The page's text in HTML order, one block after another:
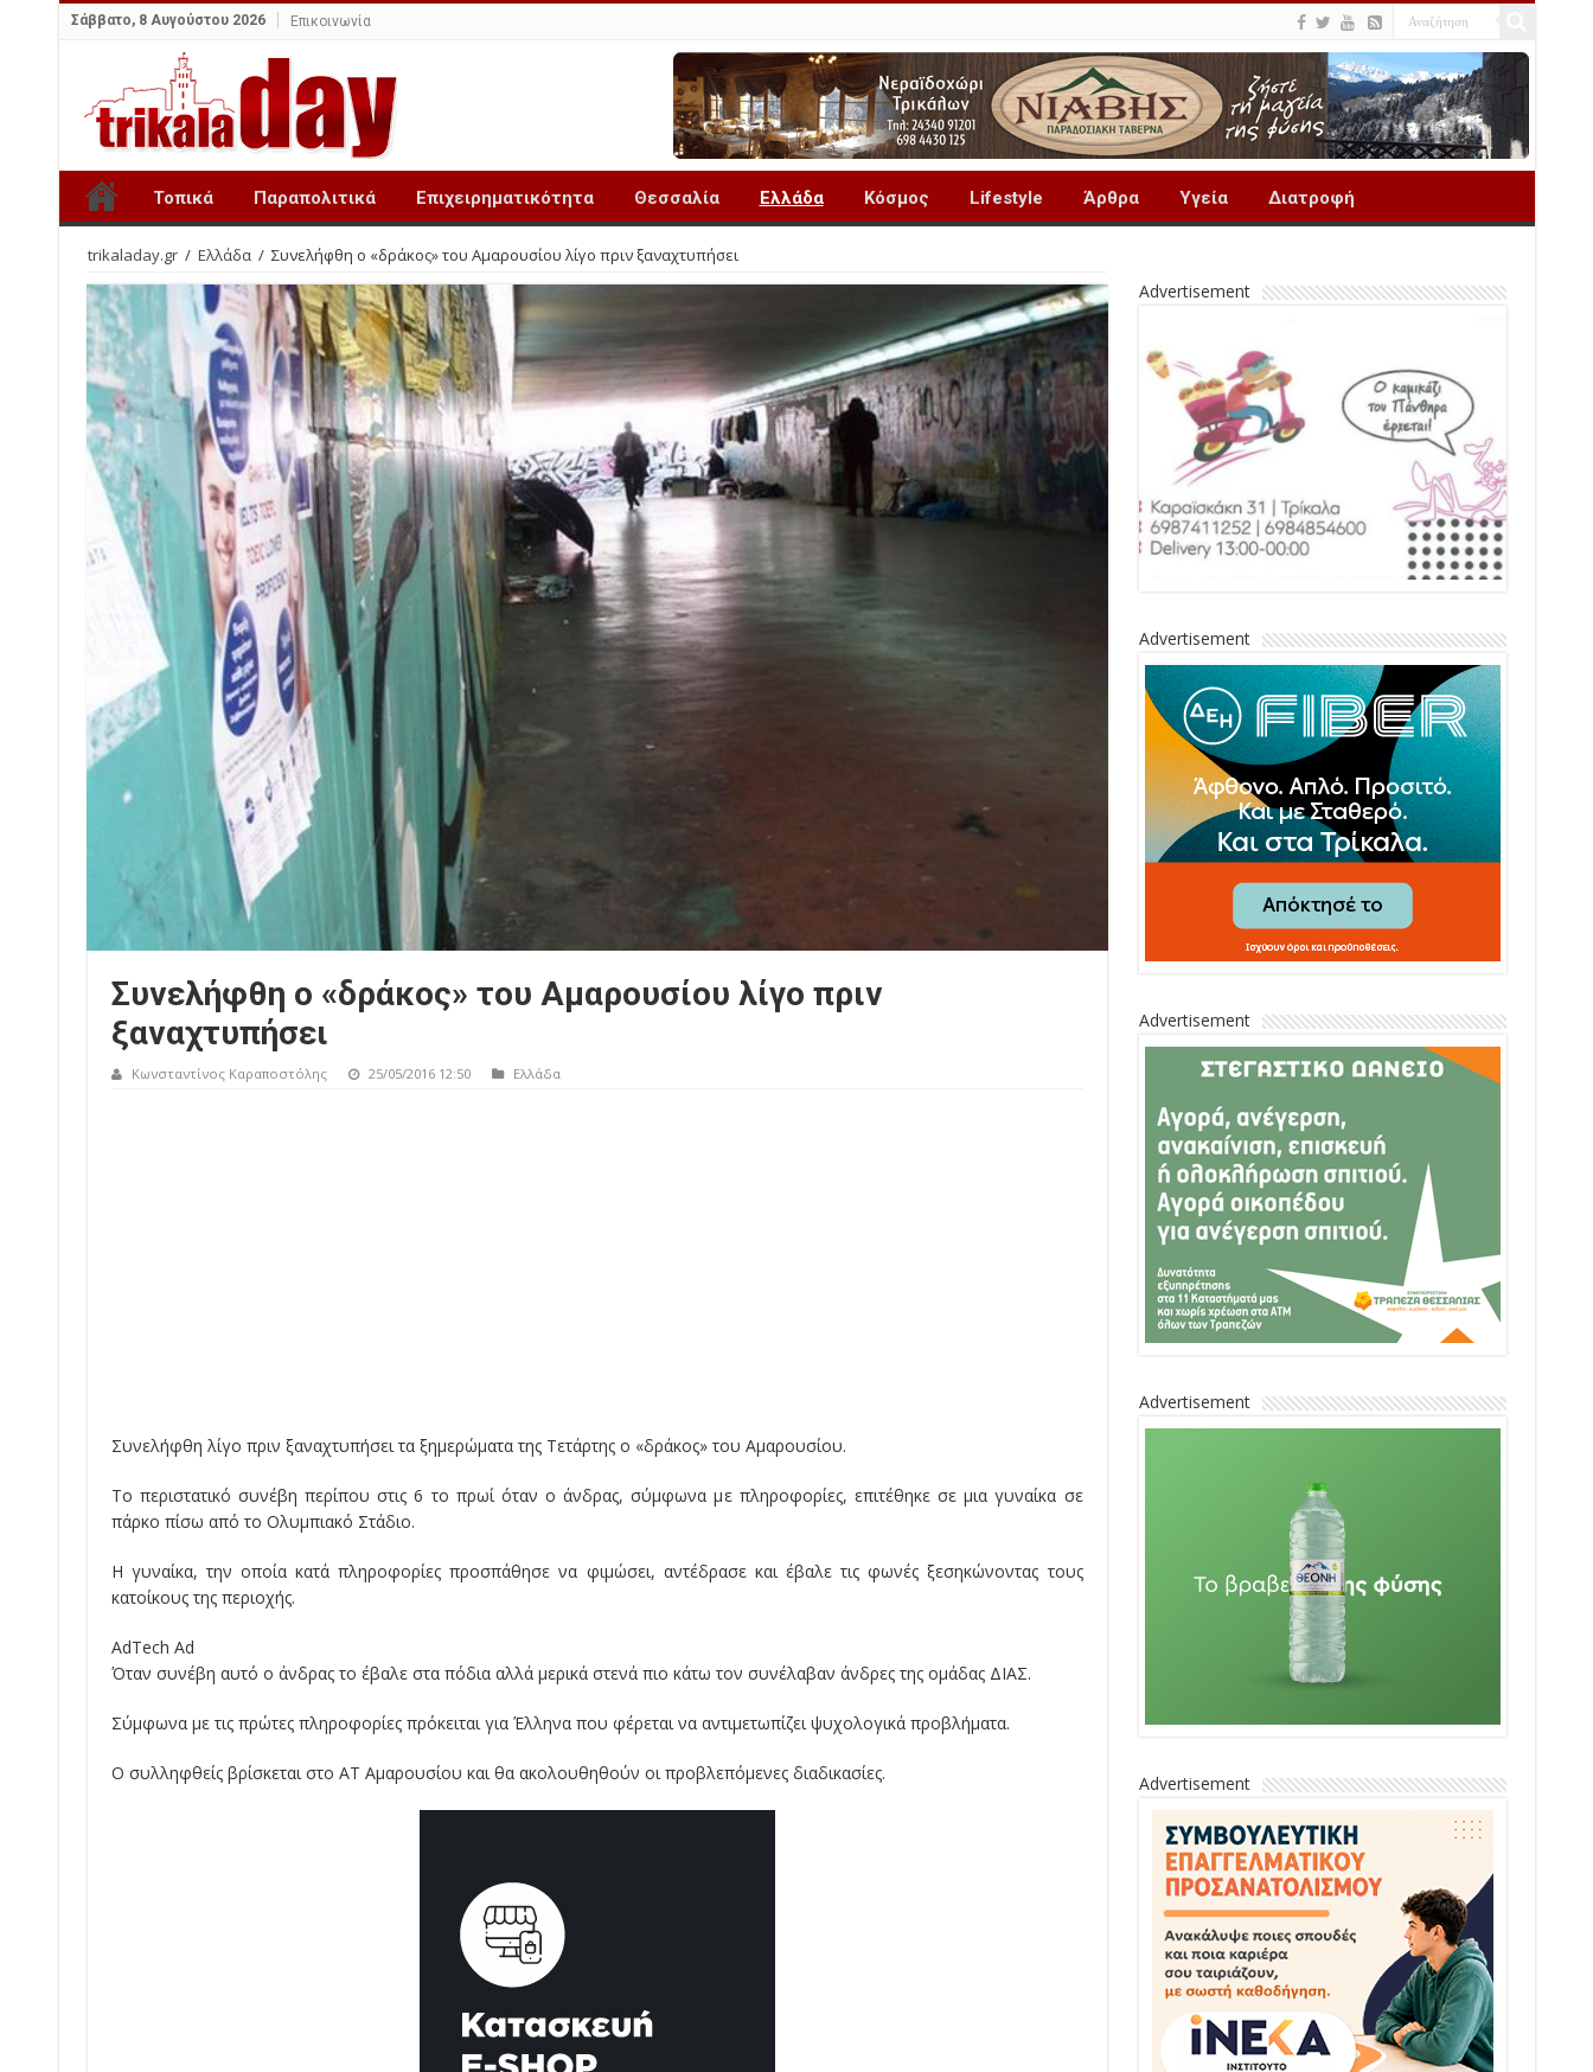
Σάββατο, 8 Αυγούστου 2026 Επικοινωνία
Τοπικά Παραπολιτικά Επιχειρηματικότητα Θεσσαλία Ελλάδα Κόσμος Lifestyle Άρθρα Υγεία Διατροφή
trikaladay.gr / Ελλάδα / Συνελήφθη ο «δράκος» του Αμαρουσίου λίγο πριν ξαναχτυπήσει
Συνελήφθη ο «δράκος» του Αμαρουσίου λίγο πριν
ξαναχτυπήσει
Κωνσταντίνος Καραποστόλης 25/05/2016 12:50 Ελλάδα
Συνελήφθη λίγο πριν ξαναχτυπήσει τα ξημερώματα της Τετάρτης ο «δράκος» του Αμαρουσίου.
Το περιστατικό συνέβη περίπου στις 6 το πρωί όταν ο άνδρας, σύμφωνα με πληροφορίες, επιτέθηκε σε μια γυναίκα σε
πάρκο πίσω από το Ολυμπιακό Στάδιο.
Η γυναίκα, την οποία κατά πληροφορίες προσπάθησε να φιμώσει, αντέδρασε και έβαλε τις φωνές ξεσηκώνοντας τους
κατοίκους της περιοχής.
AdTech Ad
Όταν συνέβη αυτό ο άνδρας το έβαλε στα πόδια αλλά μερικά στενά πιο κάτω τον συνέλαβαν άνδρες της ομάδας ΔΙΑΣ.
Σύμφωνα με τις πρώτες πληροφορίες πρόκειται για Έλληνα που φέρεται να αντιμετωπίζει ψυχολογικά προβλήματα.
Ο συλληφθείς βρίσκεται στο ΑΤ Αμαρουσίου και θα ακολουθηθούν οι προβλεπόμενες διαδικασίες.
Advertisement
Advertisement
Advertisement
Advertisement
Advertisement